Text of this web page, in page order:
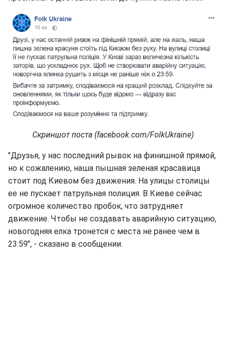
Скриншот поста (facebook.com/FolkUkraine)
"Друзья, у нас последний рывок на финишной прямой,
но к сожалению, наша пышная зеленая красавица
стоит под Киевом без движения. На улицы столицы
ее не пускает патрульная полиция. В Киеве сейчас
огромное количество пробок, что затрудняет
движение. Чтобы не создавать аварийную ситуацию,
новогодняя елка тронется с места не ранее чем в
23:59", - сказано в сообщении.